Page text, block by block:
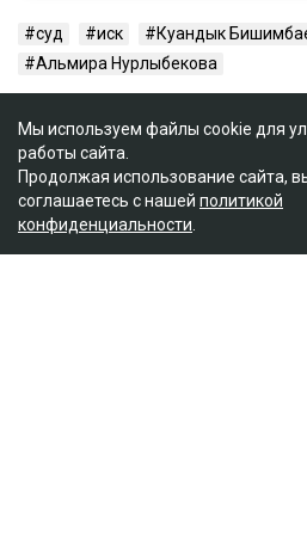
суд иск Куандык
Альмира Нурлыбекова
Мы используем файлы cookie для
работы сайта.
Продолжая использование сайта,
соглашаетесь с нашей политикой
конфиденциальности